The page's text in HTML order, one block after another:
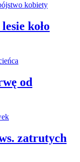
koło
od
zatrutych